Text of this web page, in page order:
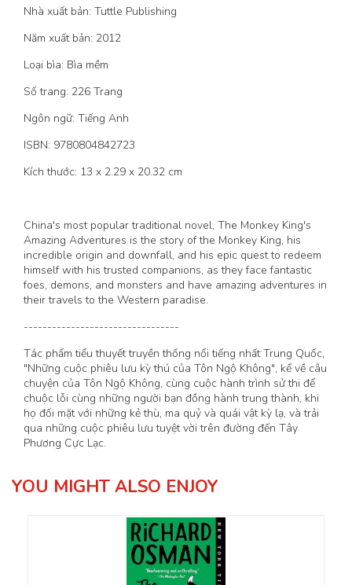
Nhà xuất bản: Tuttle Publishing
Năm xuất bản: 2012
Loại bìa: Bìa mềm
Số trang: 226 Trang
Ngôn ngữ: Tiếng Anh
ISBN: 9780804842723
Kích thước: 13 x 2.29 x 20.32 cm
China's most popular traditional novel, The Monkey King's
Amazing Adventures is the story of the Monkey King, his
incredible origin and downfall, and his epic quest to redeem
himself with his trusted companions, as they face fantastic
foes, demons, and monsters and have amazing adventures in
their travels to the Western paradise.
---------------------------------
Tác phẩm tiểu thuyết truyền thống nổi tiếng nhất Trung Quốc,
"Những cuộc phiêu lưu kỳ thú của Tôn Ngộ Không", kể về câu
chuyện của Tôn Ngộ Không, cùng cuộc hành trình sử thi để
chuộc lỗi cùng những người bạn đồng hành trung thành, khi
họ đối mặt với những kẻ thù, ma quỷ và quái vật kỳ lạ, và trải
qua những cuộc phiêu lưu tuyệt vời trên đường đến Tây
Phương Cực Lạc.
YOU MIGHT ALSO ENJOY